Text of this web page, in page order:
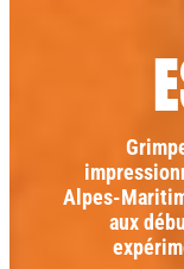
Alpes-
aux